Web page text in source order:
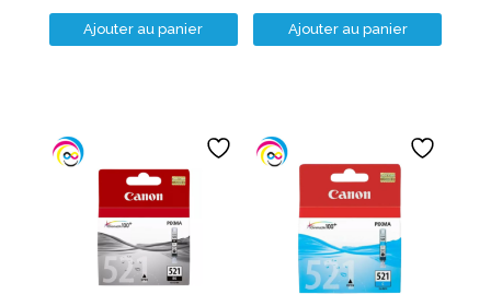
de
CA_CL-
Ajouter au panier
de
CA_CL-
Ajouter au panier